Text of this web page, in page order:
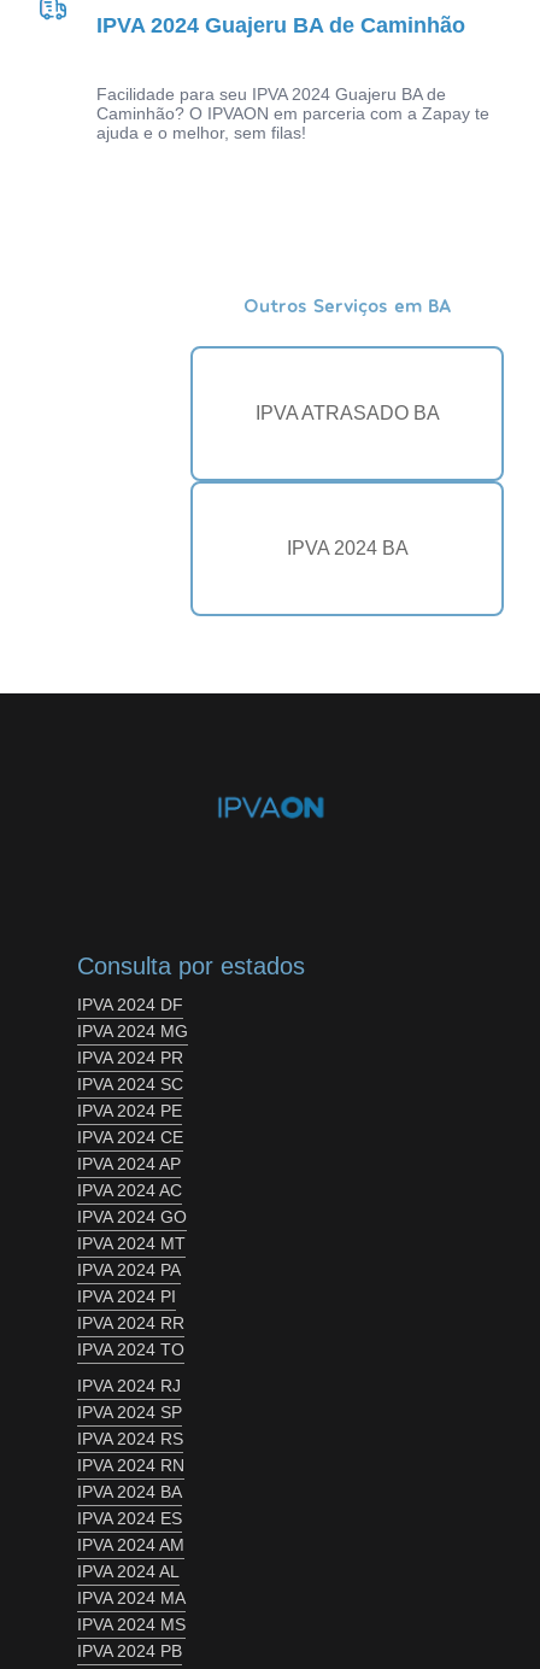
IPVA 2024 Guajeru BA de Caminhão
Facilidade para seu IPVA 2024 Guajeru BA de
Caminhão? O IPVAON em parceria com a Zapay te
ajuda e o melhor, sem filas!
Outros Serviços em BA
IPVA ATRASADO BA
IPVA 2024 BA
Consulta por estados
IPVA 2024 DF
IPVA 2024 MG
IPVA 2024 PR
IPVA 2024 SC
IPVA 2024 PE
IPVA 2024 CE
IPVA 2024 AP
IPVA 2024 AC
IPVA 2024 GO
IPVA 2024 MT
IPVA 2024 PA
IPVA 2024 PI
IPVA 2024 RR
IPVA 2024 TO
IPVA 2024 RJ
IPVA 2024 SP
IPVA 2024 RS
IPVA 2024 RN
IPVA 2024 BA
IPVA 2024 ES
IPVA 2024 AM
IPVA 2024 AL
IPVA 2024 MA
IPVA 2024 MS
IPVA 2024 PB